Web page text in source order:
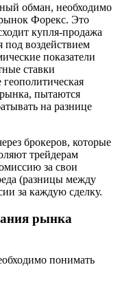
обман, необходимо
рынок Форекс. Это
купля-продажа
под воздействием
показатели
ставки
пытаются
на разнице
брокеров, которые
трейдерам
за свои
(разницы между
за каждую сделку.
рынка
понимать